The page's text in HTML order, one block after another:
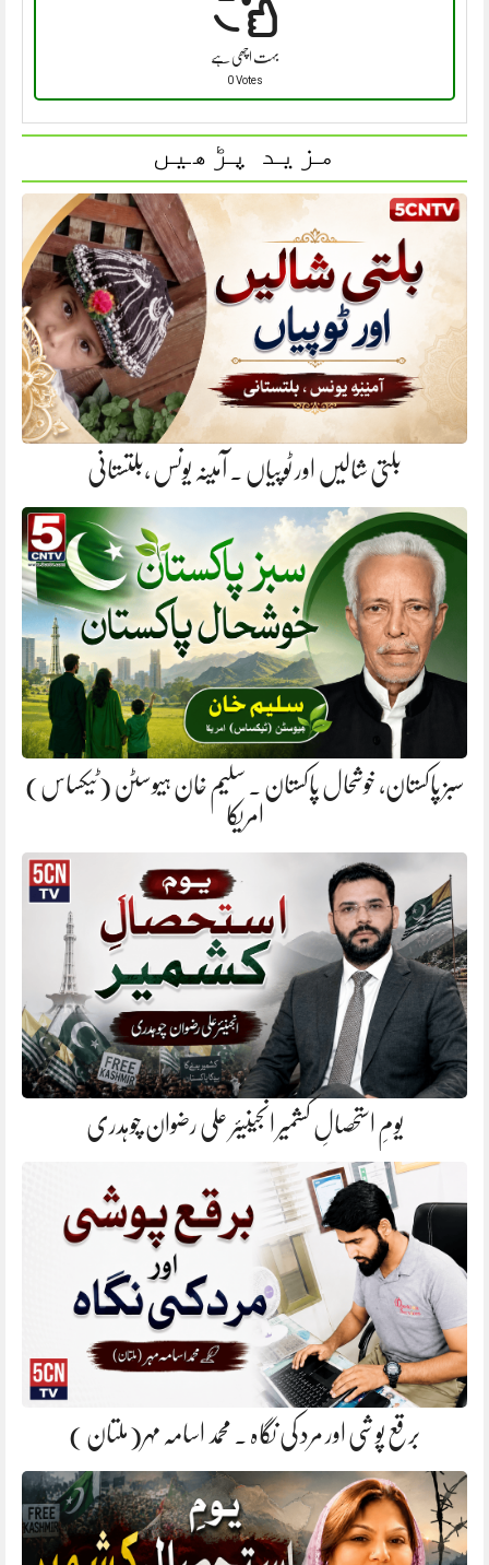
بہت اچھی ہے
0 Votes
مزید پڑھیں
بلتی شالیں اور ٹوپیاں . آمینہ یونس ،بلتستانی
سبز پاکستان، خوشحال پاکستان . سلیم خان ہیوسٹن (ٹیکساس)
امریکا
یومِ استحصالِ کشمیر انجینیئر علی رضوان چوہدری
برقع پوشی اور مرد کی نگاہ . محمد اسامہ مہر(ملتان )